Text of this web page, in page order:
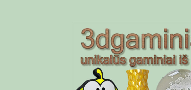
Pereiti
meniu
Pereiti
turinio